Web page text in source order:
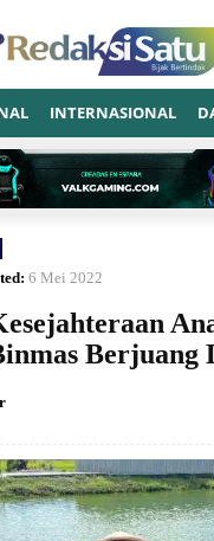
INTERNASIONAL
6 Mei 2022
Berjuang